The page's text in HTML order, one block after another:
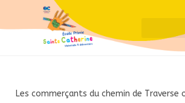
Les commerçants du chemin de